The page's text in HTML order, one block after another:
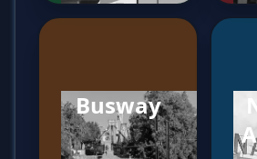
Busway